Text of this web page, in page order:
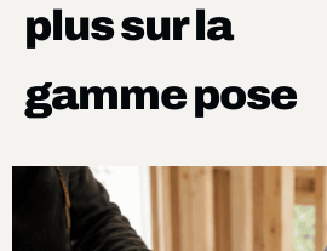
plus sur la
gamme pose